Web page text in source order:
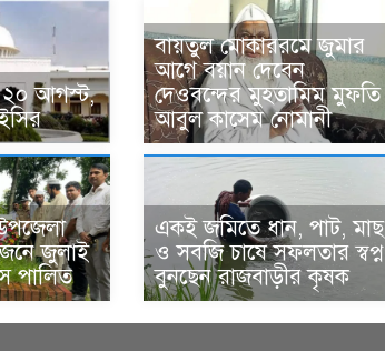
২০ আগস্ট,
বায়তুল মোকাররমে জুমার
আগে বয়ান দেবেন
দেওবন্দের মুহতামিম মুফতি
আবুল কাসেম নোমানী
জুলাই
পালিত
একই জমিতে ধান, পাট, মাছ
ও সবজি চাষে সফলতার স্বপ্ন
বুনছেন রাজবাড়ীর কৃষক